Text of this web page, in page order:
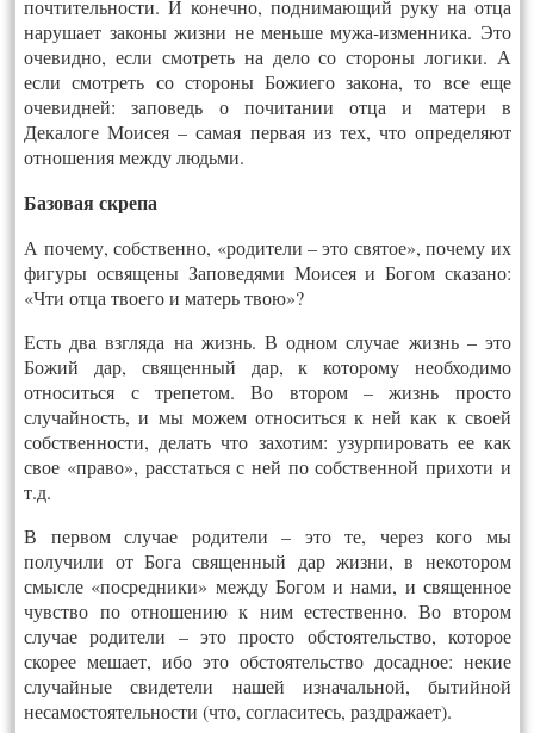
почтительности. И конечно, поднимающий руку на отца
нарушает законы жизни не меньше мужа-изменника. Это
очевидно, если смотреть на дело со стороны логики. А
если смотреть со стороны Божиего закона, то все еще
очевидней: заповедь о почитании отца и матери в
Декалоге Моисея – самая первая из тех, что определяют
отношения между людьми.
Базовая скрепа
А почему, собственно, «родители – это святое», почему их
фигуры освящены Заповедями Моисея и Богом сказано:
«Чти отца твоего и матерь твою»?
Есть два взгляда на жизнь. В одном случае жизнь – это
Божий дар, священный дар, к которому необходимо
относиться с трепетом. Во втором – жизнь просто
случайность, и мы можем относиться к ней как к своей
собственности, делать что захотим: узурпировать ее как
свое «право», расстаться с ней по собственной прихоти и
т.д.
В первом случае родители – это те, через кого мы
получили от Бога священный дар жизни, в некотором
смысле «посредники» между Богом и нами, и священное
чувство по отношению к ним естественно. Во втором
случае родители – это просто обстоятельство, которое
скорее мешает, ибо это обстоятельство досадное: некие
случайные свидетели нашей изначальной, бытийной
несамостоятельности (что, согласитесь, раздражает).